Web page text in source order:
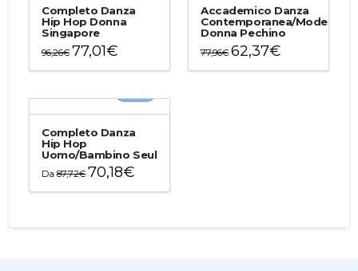
Completo Danza
Hip Hop Donna
Singapore
96,26€ 77,01€
Le
opzioni
possono
pagina
Accademico Danza
Contemporanea/Moderna
Donna Pechino
77,96€ 62,37€
pagina
Completo Danza
Hip Hop
Uomo/Bambino Seul
Da87,72€ 70,18€
più